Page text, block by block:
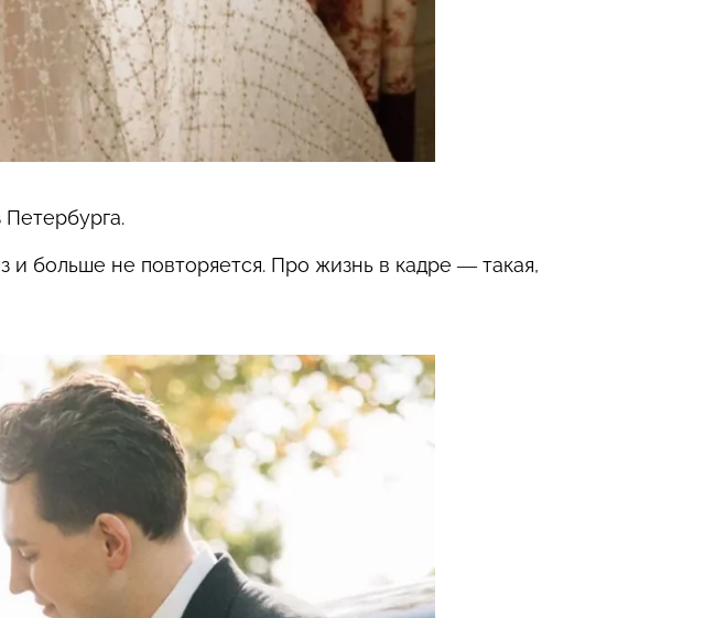
больше не повторяется. Про жизнь в кадре — такая,